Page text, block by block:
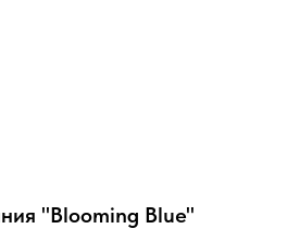
"Blooming Blue"